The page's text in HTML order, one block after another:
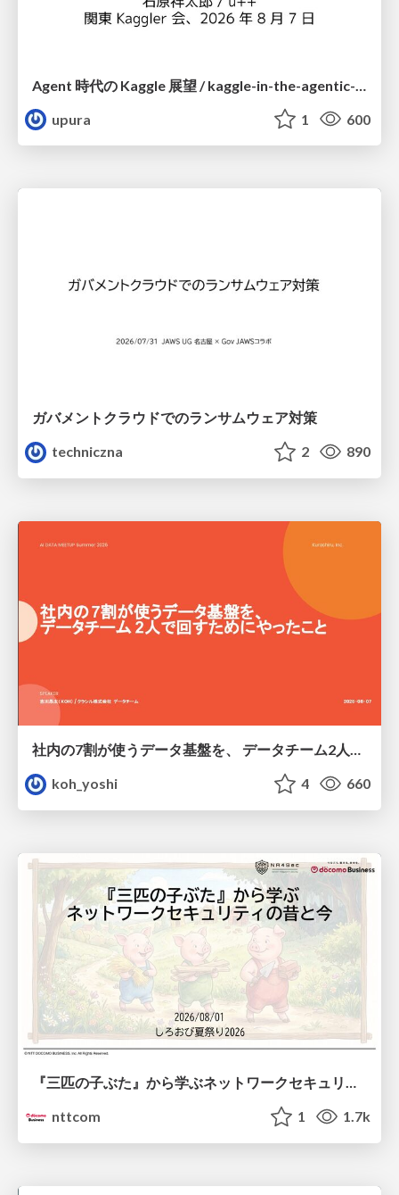
upura
1 600
ガバメントクラウドでのランサムウェア対策
techniczna
2 890
社内の7割が使うデータ基盤を、 データチーム2人で回すためにやったこと
koh_yoshi
4 660
nttcom
1 1.7k